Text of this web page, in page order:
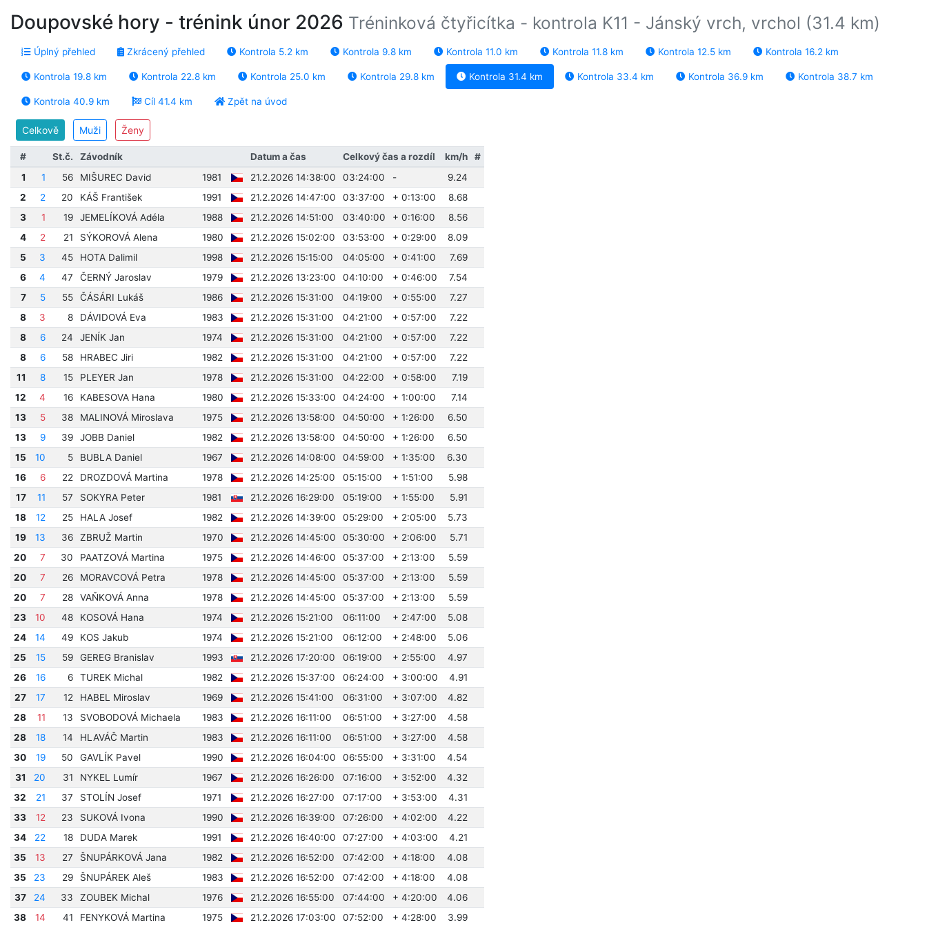
Doupovské hory - trénink únor 2026 Tréninková čtyřicítka - kontrola K11 - Jánský vrch, vrchol (31.4 km)
Úplný přehled Zkrácený přehled Kontrola 5.2 km Kontrola 9.8 km Kontrola 11.0 km Kontrola 11.8 km Kontrola 12.5 km Kontrola 16.2 km
Kontrola 19.8 km Kontrola 22.8 km Kontrola 25.0 km Kontrola 29.8 km Kontrola 31.4 km Kontrola 33.4 km Kontrola 36.9 km Kontrola 38.7 km
Kontrola 40.9 km Cíl 41.4 km Zpět na úvod
Celkově Muži Ženy
# St.č. Závodník Datum a čas Celkový čas a rozdíl km/h
#
1
1 56 MIŠUREC David 1981 21.2.2026 14:38:00 03:24:00 -
9.24
2
2 20 KÁŠ František 1991 21.2.2026 14:47:00 03:37:00 + 0:13:00
8.68
3
1 19 JEMELÍKOVÁ Adéla 1988 21.2.2026 14:51:00 03:40:00 + 0:16:00
8.56
4
2 21 SÝKOROVÁ Alena 1980 21.2.2026 15:02:00 03:53:00 + 0:29:00
8.09
5
3 45 HOTA Dalimil 1998 21.2.2026 15:15:00 04:05:00 + 0:41:00
7.69
6
4 47 ČERNÝ Jaroslav 1979 21.2.2026 13:23:00 04:10:00 + 0:46:00
7.54
7
5 55 ČÁSÁRI Lukáš 1986 21.2.2026 15:31:00 04:19:00 + 0:55:00
7.27
8
3 8 DÁVIDOVÁ Eva 1983 21.2.2026 15:31:00 04:21:00 + 0:57:00
7.22
8
6 24 JENÍK Jan 1974 21.2.2026 15:31:00 04:21:00 + 0:57:00
7.22
8
6 58 HRABEC Jiri 1982 21.2.2026 15:31:00 04:21:00 + 0:57:00
7.22
11
8 15 PLEYER Jan 1978 21.2.2026 15:31:00 04:22:00 + 0:58:00
7.19
12
4 16 KABESOVA Hana 1980 21.2.2026 15:33:00 04:24:00 + 1:00:00
7.14
13
5 38 MALINOVÁ Miroslava 1975 21.2.2026 13:58:00 04:50:00 + 1:26:00
6.50
13
9 39 JOBB Daniel 1982 21.2.2026 13:58:00 04:50:00 + 1:26:00
6.50
15
10 5 BUBLA Daniel 1967 21.2.2026 14:08:00 04:59:00 + 1:35:00
6.30
16
6 22 DROZDOVÁ Martina 1978 21.2.2026 14:25:00 05:15:00 + 1:51:00
5.98
17
11 57 SOKYRA Peter 1981 21.2.2026 16:29:00 05:19:00 + 1:55:00
5.91
18
12 25 HALA Josef 1982 21.2.2026 14:39:00 05:29:00 + 2:05:00
5.73
19
13 36 ZBRUŽ Martin 1970 21.2.2026 14:45:00 05:30:00 + 2:06:00
5.71
20
7 30 PAATZOVÁ Martina 1975 21.2.2026 14:46:00 05:37:00 + 2:13:00
5.59
20
7 26 MORAVCOVÁ Petra 1978 21.2.2026 14:45:00 05:37:00 + 2:13:00
5.59
20
7 28 VAŇKOVÁ Anna 1978 21.2.2026 14:45:00 05:37:00 + 2:13:00
5.59
23
10 48 KOSOVÁ Hana 1974 21.2.2026 15:21:00 06:11:00 + 2:47:00
5.08
24
14 49 KOS Jakub 1974 21.2.2026 15:21:00 06:12:00 + 2:48:00
5.06
25
15 59 GEREG Branislav 1993 21.2.2026 17:20:00 06:19:00 + 2:55:00
4.97
26
16 6 TUREK Michal 1982 21.2.2026 15:37:00 06:24:00 + 3:00:00
4.91
27
17 12 HABEL Miroslav 1969 21.2.2026 15:41:00 06:31:00 + 3:07:00
4.82
28
11 13 SVOBODOVÁ Michaela 1983 21.2.2026 16:11:00 06:51:00 + 3:27:00
4.58
28
18 14 HLAVÁČ Martin 1983 21.2.2026 16:11:00 06:51:00 + 3:27:00
4.58
30
19 50 GAVLÍK Pavel 1990 21.2.2026 16:04:00 06:55:00 + 3:31:00
4.54
31
20 31 NYKEL Lumír 1967 21.2.2026 16:26:00 07:16:00 + 3:52:00
4.32
32
21 37 STOLÍN Josef 1971 21.2.2026 16:27:00 07:17:00 + 3:53:00
4.31
33
12 23 SUKOVÁ Ivona 1990 21.2.2026 16:39:00 07:26:00 + 4:02:00
4.22
34
22 18 DUDA Marek 1991 21.2.2026 16:40:00 07:27:00 + 4:03:00
4.21
35
13 27 ŠNUPÁRKOVÁ Jana 1982 21.2.2026 16:52:00 07:42:00 + 4:18:00
4.08
35
23 29 ŠNUPÁREK Aleš 1983 21.2.2026 16:52:00 07:42:00 + 4:18:00
4.08
37
24 33 ZOUBEK Michal 1976 21.2.2026 16:55:00 07:44:00 + 4:20:00
4.06
38
14 41 FENYKOVÁ Martina 1975 21.2.2026 17:03:00 07:52:00 + 4:28:00 3.99